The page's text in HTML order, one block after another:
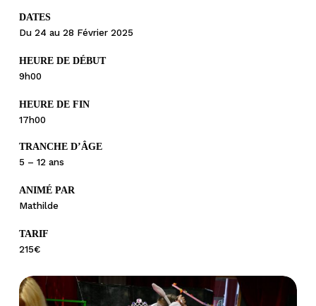
DATES
Du 24 au 28 Février 2025
HEURE DE DÉBUT
9h00
HEURE DE FIN
17h00
TRANCHE D’ÂGE
5 – 12 ans
ANIMÉ PAR
Mathilde
TARIF
215€